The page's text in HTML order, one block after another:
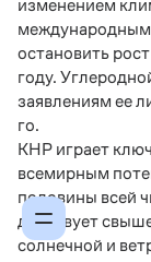
изменением
остановить
году.
заявлениям ее
го.
КНР играет
всемирным
половины всей
действует
солнечной и